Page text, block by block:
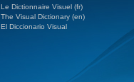
Le Dictionnaire Visuel (fr)
The Visual Dictionary (en)
El Diccionario Visual